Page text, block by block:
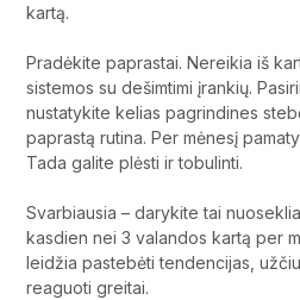
kartą.
Pradėkite paprastai. Nereikia iš
sistemos su dešimtimi įrankių.
nustatykite kelias pagrindines
paprastą rutina. Per mėnesį
Tada galite plėsti ir tobulinti.
Svarbiausia – darykite tai
kasdien nei 3 valandos kartą per
leidžia pastebėti tendencijas,
reaguoti greitai.